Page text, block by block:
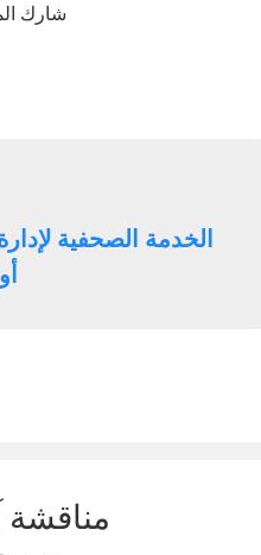
شارك
الخدمة الصحفية
مناقشة